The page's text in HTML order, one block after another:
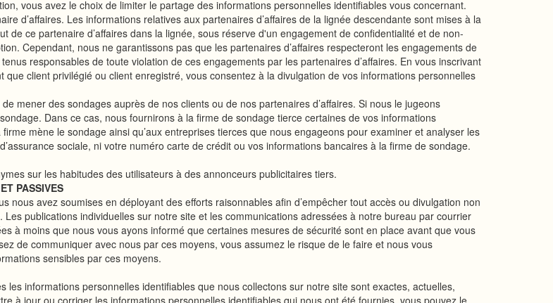
vous avez le choix de limiter le partage des informations personnelles identifiables vous concernant.
d’affaires. Les informations relatives aux partenaires d’affaires de la lignée descendante sont mises à la
de ce partenaire d’affaires dans la lignée, sous réserve d'un engagement de confidentialité et de non-
Cependant, nous ne garantissons pas que les partenaires d’affaires respecteront les engagements de
responsables de toute violation de ces engagements par les partenaires d’affaires. En vous inscrivant
client privilégié ou client enregistré, vous consentez à la divulgation de vos informations personnelles
mener des sondages auprès de nos clients ou de nos partenaires d’affaires. Si nous le jugeons
Dans ce cas, nous fournirons à la firme de sondage tierce certaines de vos informations
mène le sondage ainsi qu’aux entreprises tierces que nous engageons pour examiner et analyser les
sociale, ni votre numéro carte de crédit ou vos informations bancaires à la firme de sondage.
sur les habitudes des utilisateurs à des annonceurs publicitaires tiers.
PASSIVES
nous avez soumises en déployant des efforts raisonnables afin d’empêcher tout accès ou divulgation non
publications individuelles sur notre site et les communications adressées à notre bureau par courrier
à moins que nous vous ayons informé que certaines mesures de sécurité sont en place avant que vous
de communiquer avec nous par ces moyens, vous assumez le risque de le faire et nous vous
sensibles par ces moyens.
informations personnelles identifiables que nous collectons sur notre site sont exactes, actuelles,
à jour ou corriger les informations personnelles identifiables qui nous ont été fournies, vous pouvez le